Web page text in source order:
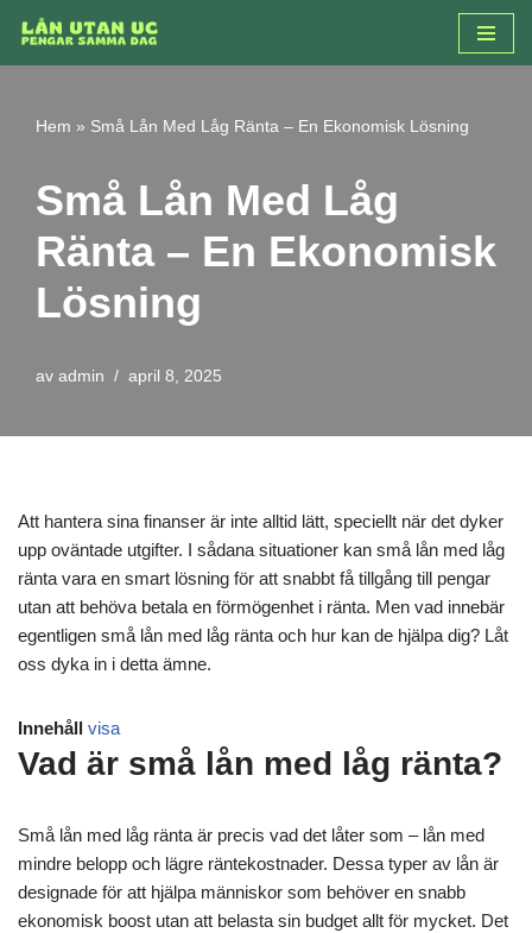
Hoppa
innehåll
Hem » Små Lån Med Låg Ränta – En Ekonomisk Lösning
Små Lån Med Låg
Ränta – En Ekonomisk
Lösning
av admin april 8, 2025
Att hantera sina finanser är inte alltid lätt, speciellt när det dyker
upp oväntade utgifter. I sådana situationer kan små lån med låg
ränta vara en smart lösning för att snabbt få tillgång till pengar
utan att behöva betala en förmögenhet i ränta. Men vad innebär
egentligen små lån med låg ränta och hur kan de hjälpa dig? Låt
oss dyka in i detta ämne.
Innehåll visa
Vad är små lån med låg ränta?
Små lån med låg ränta är precis vad det låter som – lån med
mindre belopp och lägre räntekostnader. Dessa typer av lån är
designade för att hjälpa människor som behöver en snabb
ekonomisk boost utan att belasta sin budget allt för mycket. Det